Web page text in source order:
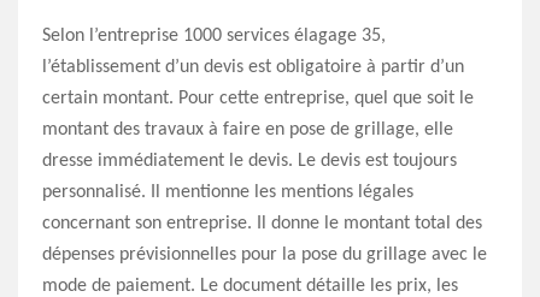
Selon l’entreprise 1000 services élagage 35,
l’établissement d’un devis est obligatoire à partir d’un
certain montant. Pour cette entreprise, quel que soit le
montant des travaux à faire en pose de grillage, elle
dresse immédiatement le devis. Le devis est toujours
personnalisé. Il mentionne les mentions légales
concernant son entreprise. Il donne le montant total des
dépenses prévisionnelles pour la pose du grillage avec le
mode de paiement. Le document détaille les prix, les